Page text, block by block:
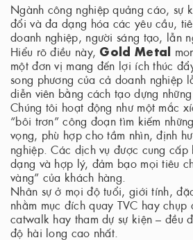
Ngành công nghiệp quảng cáo, sự
đổi và đa dạng hóa các yêu cầu,
doanh nghiệp, người sáng tạo, lẫn
Hiểu rõ điều này, Gold Metal
một đơn vị mang đến lợi ích thúc
song phương của cả doanh nghiệp
diễn viên bằng cách tạo dựng
Chúng tôi hoạt động như một mắc
“bôi trơn” công đoạn tìm kiếm
vọng, phù hợp cho tầm nhìn, định
nghiệp. Các dịch vụ được cung cấp
dạng và hợp lý, đảm bạo mọi tiêu
vàng” của khách hàng.
Nhân sự ở mọi độ tuổi, giới tính,
nhằm mục đích quay TVC hay chụp
catwalk hay tham dự sự kiện – đều
độ hài long cao nhất.